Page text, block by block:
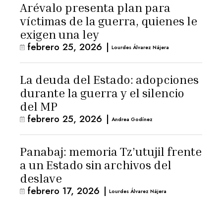
Arévalo presenta plan para
víctimas de la guerra, quienes le
exigen una ley
febrero 25, 2026 | Lourdes Álvarez Nájera
La deuda del Estado: adopciones
durante la guerra y el silencio
del MP
febrero 25, 2026 | Andrea Godínez
Panabaj: memoria Tz’utujil frente
a un Estado sin archivos del
deslave
febrero 17, 2026 | Lourdes Álvarez Nájera